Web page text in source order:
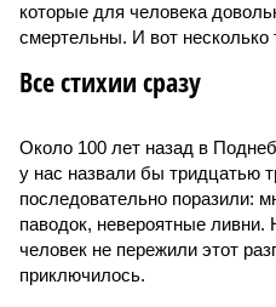
которые для человека
смертельны. И вот несколько
Все стихии сразу
Около 100 лет назад в
у нас назвали бы тридцатью
последовательно поразили:
паводок, невероятные ливни.
человек не пережили этот
приключилось.